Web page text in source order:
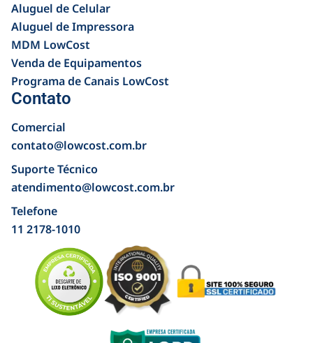
Aluguel de Celular
Aluguel de Impressora
MDM LowCost
Venda de Equipamentos
Programa de Canais LowCost
Contato
Comercial
contato@lowcost.com.br
Suporte Técnico
atendimento@lowcost.com.br
Telefone
11 2178-1010